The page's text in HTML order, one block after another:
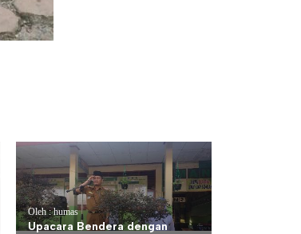
Oleh : humas
Upacara Bendera dengan